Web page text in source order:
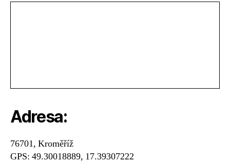
Adresa:
76701, Kroměříž
GPS: 49.30018889, 17.39307222